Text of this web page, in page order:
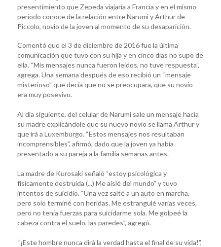
presentimiento que Zepeda viajaría a Francia y en el mismo
período conoce de la relación entre Narumi y Arthur de
Piccolo, novio de la joven al momento de su desaparición.
Comentó que el 3 de diciembre de 2016 fue la última
comunicación que tuvo con su hija y en cinco días no supo de
ella. “Mis mensajes nunca fueron leídos, no tuve respuesta”,
agrega. Una semana después de eso recibió un “mensaje
misterioso” que decía que no se preocupara, que su novio
era muy posesivo.
Al día siguiente, del celular de Narumi sale un mensaje hacia
su madre explicándole que su nuevo novio se llama Arthur y
que irá a Luxemburgo. “Estos mensajes nos resultaban
incomprensibles”, afirmó, dado que la joven ya había
presentado a su pareja a la familia semanas antes.
La madre de Kurosaki señaló “estoy psicológica y
físicamente destruida (...) Me aislé del mundo” y tuvo
intentos de suicidio. “Una vez salté a un auto en marcha,
pero solo terminé con heridas. Me estrangulé varias veces,
pero no tenía fuerzas para suicidarme sola. Me golpeé la
cabeza contra el suelo, las paredes”, agregó.
“¡Este hombre nunca dirá la verdad hasta el final de su vida!”,